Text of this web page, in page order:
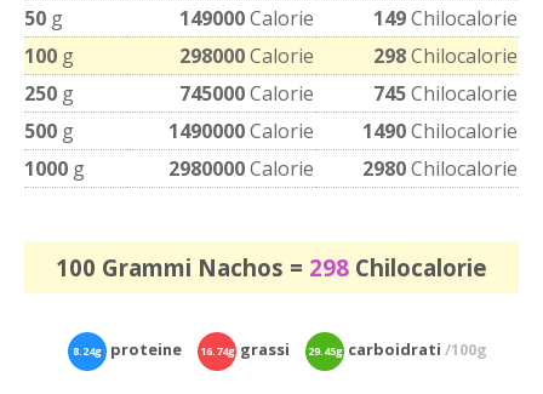
50 g 149000Calorie 149Chilocalorie
100 g 298000Calorie 298Chilocalorie
250 g 745000Calorie 745Chilocalorie
500 g 1490000Calorie 1490Chilocalorie
1000 g 2980000Calorie 2980Chilocalorie
100 Grammi Nachos = 298 Chilocalorie
8.24g proteine 16.74g grassi 29.45g carboidrati/100g